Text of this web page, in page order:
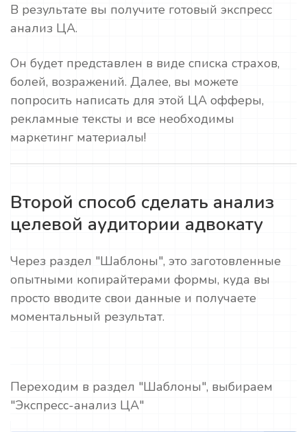
В результате вы получите готовый экспресс
анализ ЦА.
Он будет представлен в виде списка страхов,
болей, возражений. Далее, вы можете
попросить написать для этой ЦА офферы,
рекламные тексты и все необходимы
маркетинг материалы!
Второй способ сделать анализ
целевой аудитории адвокату
Через раздел "Шаблоны", это заготовленные
опытными копирайтерами формы, куда вы
просто вводите свои данные и получаете
моментальный результат.
Переходим в раздел "Шаблоны", выбираем
"Экспресс-анализ ЦА"